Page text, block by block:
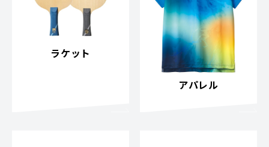
ラケット
アパレル